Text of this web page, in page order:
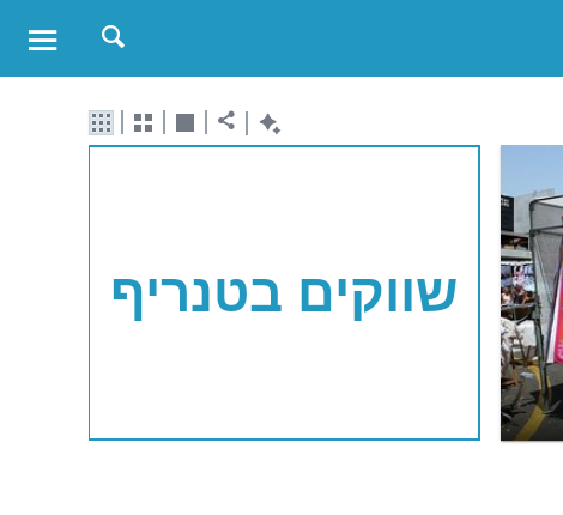
שווקים בטנריף